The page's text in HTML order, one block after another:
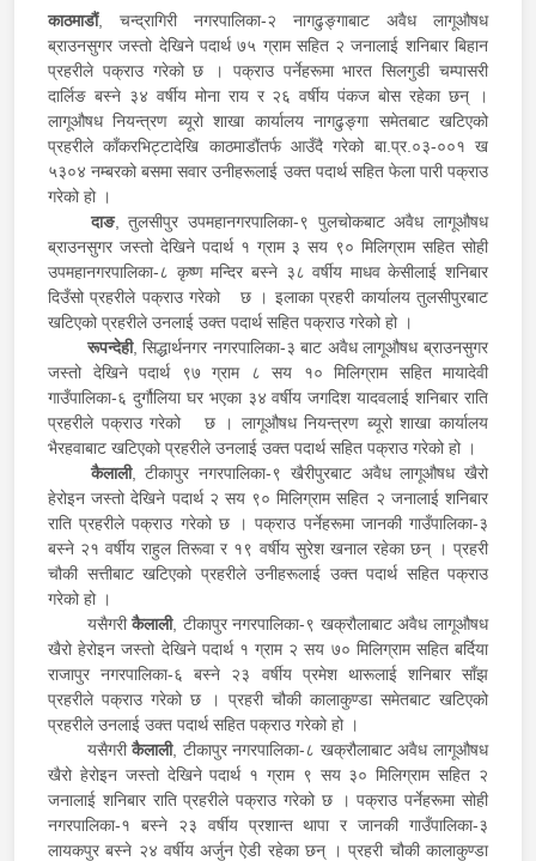
काठमाडौं, चन्द्रागिरी नगरपालिका-२ नागढुङ्गाबाट अवैध लागूऔषध
ब्राउनसुगर जस्तो देखिने पदार्थ ७५ ग्राम सहित २ जनालाई शनिबार बिहान
प्रहरीले पक्राउ गरेको छ । पक्राउ पर्नेहरूमा भारत सिलगुडी चम्पासरी
दार्लिङ बस्ने ३४ वर्षीय मोना राय र २६ वर्षीय पंकज बोस रहेका छन् ।
लागूऔषध नियन्त्रण ब्यूरो शाखा कार्यालय नागढुङ्गा समेतबाट खटिएको
प्रहरीले काँकरभिट्टादेखि काठमाडौंतर्फ आउँदै गरेको बा.प्र.०३-००१ ख
५३०४ नम्बरको बसमा सवार उनीहरूलाई उक्त पदार्थ सहित फेला पारी पक्राउ
गरेको हो ।
दाङ, तुलसीपुर उपमहानगरपालिका-९ पुलचोकबाट अवैध लागूऔषध
ब्राउनसुगर जस्तो देखिने पदार्थ १ ग्राम ३ सय ९० मिलिग्राम सहित सोही
उपमहानगरपालिका-८ कृष्ण मन्दिर बस्ने ३८ वर्षीय माधव केसीलाई शनिबार
दिउँसो प्रहरीले पक्राउ गरेको छ । इलाका प्रहरी कार्यालय तुलसीपुरबाट
खटिएको प्रहरीले उनलाई उक्त पदार्थ सहित पक्राउ गरेको हो ।
रूपन्देही, सिद्धार्थनगर नगरपालिका-३ बाट अवैध लागूऔषध ब्राउनसुगर
जस्तो देखिने पदार्थ ९७ ग्राम ८ सय १० मिलिग्राम सहित मायादेवी
गाउँपालिका-६ दुर्गौलिया घर भएका ३४ वर्षीय जगदिश यादवलाई शनिबार राति
प्रहरीले पक्राउ गरेको छ । लागूऔषध नियन्त्रण ब्यूरो शाखा कार्यालय
भैरहवाबाट खटिएको प्रहरीले उनलाई उक्त पदार्थ सहित पक्राउ गरेको हो ।
कैलाली, टीकापुर नगरपालिका-९ खैरीपुरबाट अवैध लागूऔषध खैरो
हेरोइन जस्तो देखिने पदार्थ २ सय ९० मिलिग्राम सहित २ जनालाई शनिबार
राति प्रहरीले पक्राउ गरेको छ । पक्राउ पर्नेहरूमा जानकी गाउँपालिका-३
बस्ने २१ वर्षीय राहुल तिरूवा र १९ वर्षीय सुरेश खनाल रहेका छन् । प्रहरी
चौकी सत्तीबाट खटिएको प्रहरीले उनीहरूलाई उक्त पदार्थ सहित पक्राउ
गरेको हो ।
यसैगरीकैलाली, टीकापुर नगरपालिका-९ खक्रौलाबाट अवैध लागूऔषध
खैरो हेरोइन जस्तो देखिने पदार्थ १ ग्राम २ सय ७० मिलिग्राम सहित बर्दिया
राजापुर नगरपालिका-६ बस्ने २३ वर्षीय प्रमेश थारूलाई शनिबार साँझ
प्रहरीले पक्राउ गरेको छ । प्रहरी चौकी कालाकुण्डा समेतबाट खटिएको
प्रहरीले उनलाई उक्त पदार्थ सहित पक्राउ गरेको हो ।
यसैगरीकैलाली, टीकापुर नगरपालिका-८ खक्रौलाबाट अवैध लागूऔषध
खैरो हेरोइन जस्तो देखिने पदार्थ १ ग्राम ९ सय ३० मिलिग्राम सहित २
जनालाई शनिबार राति प्रहरीले पक्राउ गरेको छ । पक्राउ पर्नेहरूमा सोही
नगरपालिका-१ बस्ने २३ वर्षीय प्रशान्त थापा र जानकी गाउँपालिका-३
लायकपुर बस्ने २४ वर्षीय अर्जुन ऐडी रहेका छन् । प्रहरी चौकी कालाकुण्डा